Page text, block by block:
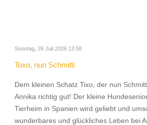
Sonntag, 26 Juli 2026 13:58
Toxo, nun Schmitti
Dem kleinen Schatz Tixo, der nun
Annika richtig gut! Der kleine
Tierheim in Spanien wird geliebt und
wunderbares und glückliches Leben bei